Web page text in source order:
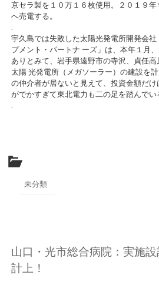
京セラ製を１０万１６枚使用。２０１９
へ売電する。
.
宇久島では失敗した太陽光発電所開発会
プメント・パートナ ーズ」は、本年１月
ありとみて、岩手県遠野市の寺沢、貞任
太陽 光発電所（メガソーラー）の建設を
の仲介者が居ないと見えて、投資金額だ
がでかすぎて東北電力も二の足を踏んでい
.
未分類
山口・光市総合病院：実施
計上！